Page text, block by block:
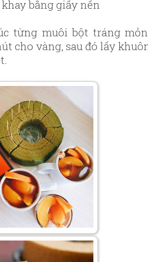
khay bằng giấy nến
từng muôi bột tráng
cho vàng, sau đó lấy